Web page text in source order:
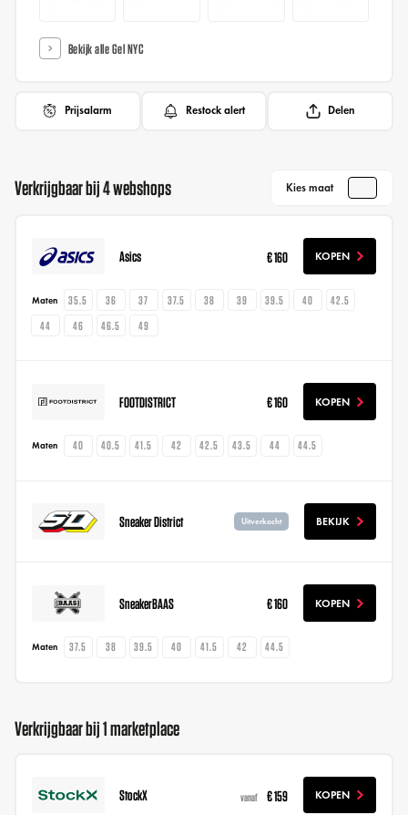
Bekijk alle Gel NYC
Prijsalarm Restock alert Delen
Verkrijgbaar bij 4 webshops Kies maat
Asics € 160 KOPEN
Maten 35.5 36 37 37.5 38 39 39.5 40
42.5
44
46 46.5 49
FOOTDISTRICT € 160 KOPEN
Maten 40 40.5 41.5 42 42.5 43.5 44 44.5
Sneaker District Uitverkocht BEKIJK
SneakerBAAS € 160 KOPEN
Maten 37.5 38 39.5 40 41.5 42 44.5
Verkrijgbaar bij 1 marketplace
StockX vanaf € 159 KOPEN